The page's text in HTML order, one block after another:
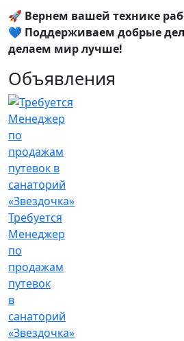
🚀 Вернем вашей технике
💙 Поддерживаем добрые
делаем мир лучше!
Объявления
Требуется
Менеджер
по
продажам
путевок
в
санаторий
«Звездочка»